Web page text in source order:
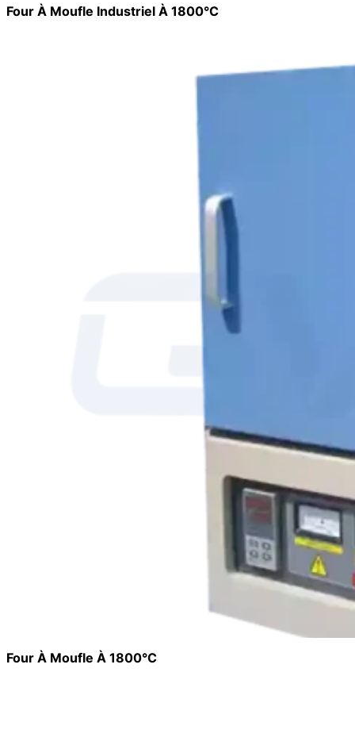
Four À Moufle Industriel À 1800°C
Four À Moufle À 1800°C